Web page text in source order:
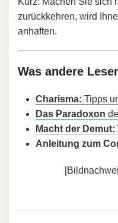
zurückkehren, wird
anhaften.
Was andere
Charisma: Tipps
Das Paradoxon
Macht der Demut:
Anleitung zum